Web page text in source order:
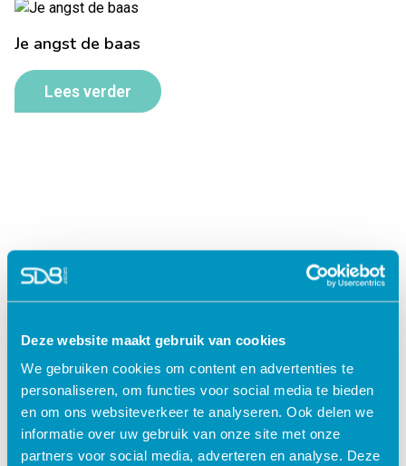
Deze website maakt gebruik van cookies
We gebruiken cookies om content en advertenties te
personaliseren, om functies voor social media te bieden
en om ons websiteverkeer te analyseren. Ook delen we
informatie over uw gebruik van onze site met onze
partners voor social media, adverteren en analyse. Deze
Je angst de baas
Lees verder
Jouw data veilig in de cloud